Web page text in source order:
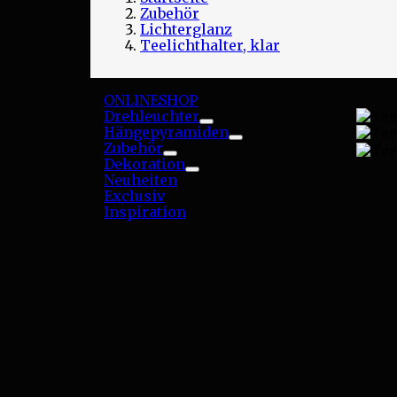
Zubehör
Lichterglanz
Teelichthalter, klar
ONLINESHOP
Drehleuchter
Toggle
Hängepyramiden
Toggle
Zubehör
Toggle
Dekoration
Toggle
Neuheiten
Exclusiv
Inspiration